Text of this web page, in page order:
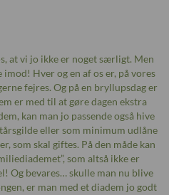
at vi jo ikke er noget særligt. Men
Hver og en af os er, på vores
fejres. Og på en bryllupsdag er
er med til at gøre dagen ekstra
kan man jo passende også hive
eller som minimum udlåne
som skal giftes. På den måde kan
som altså ikke er
Og bevares… skulle man nu blive
er man med et diadem jo godt